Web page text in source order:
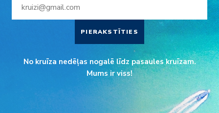
PIERAKSTĪTIES
No kruīza nedēļas nogalē līdz pasaules kruīzam.
Mums ir viss!